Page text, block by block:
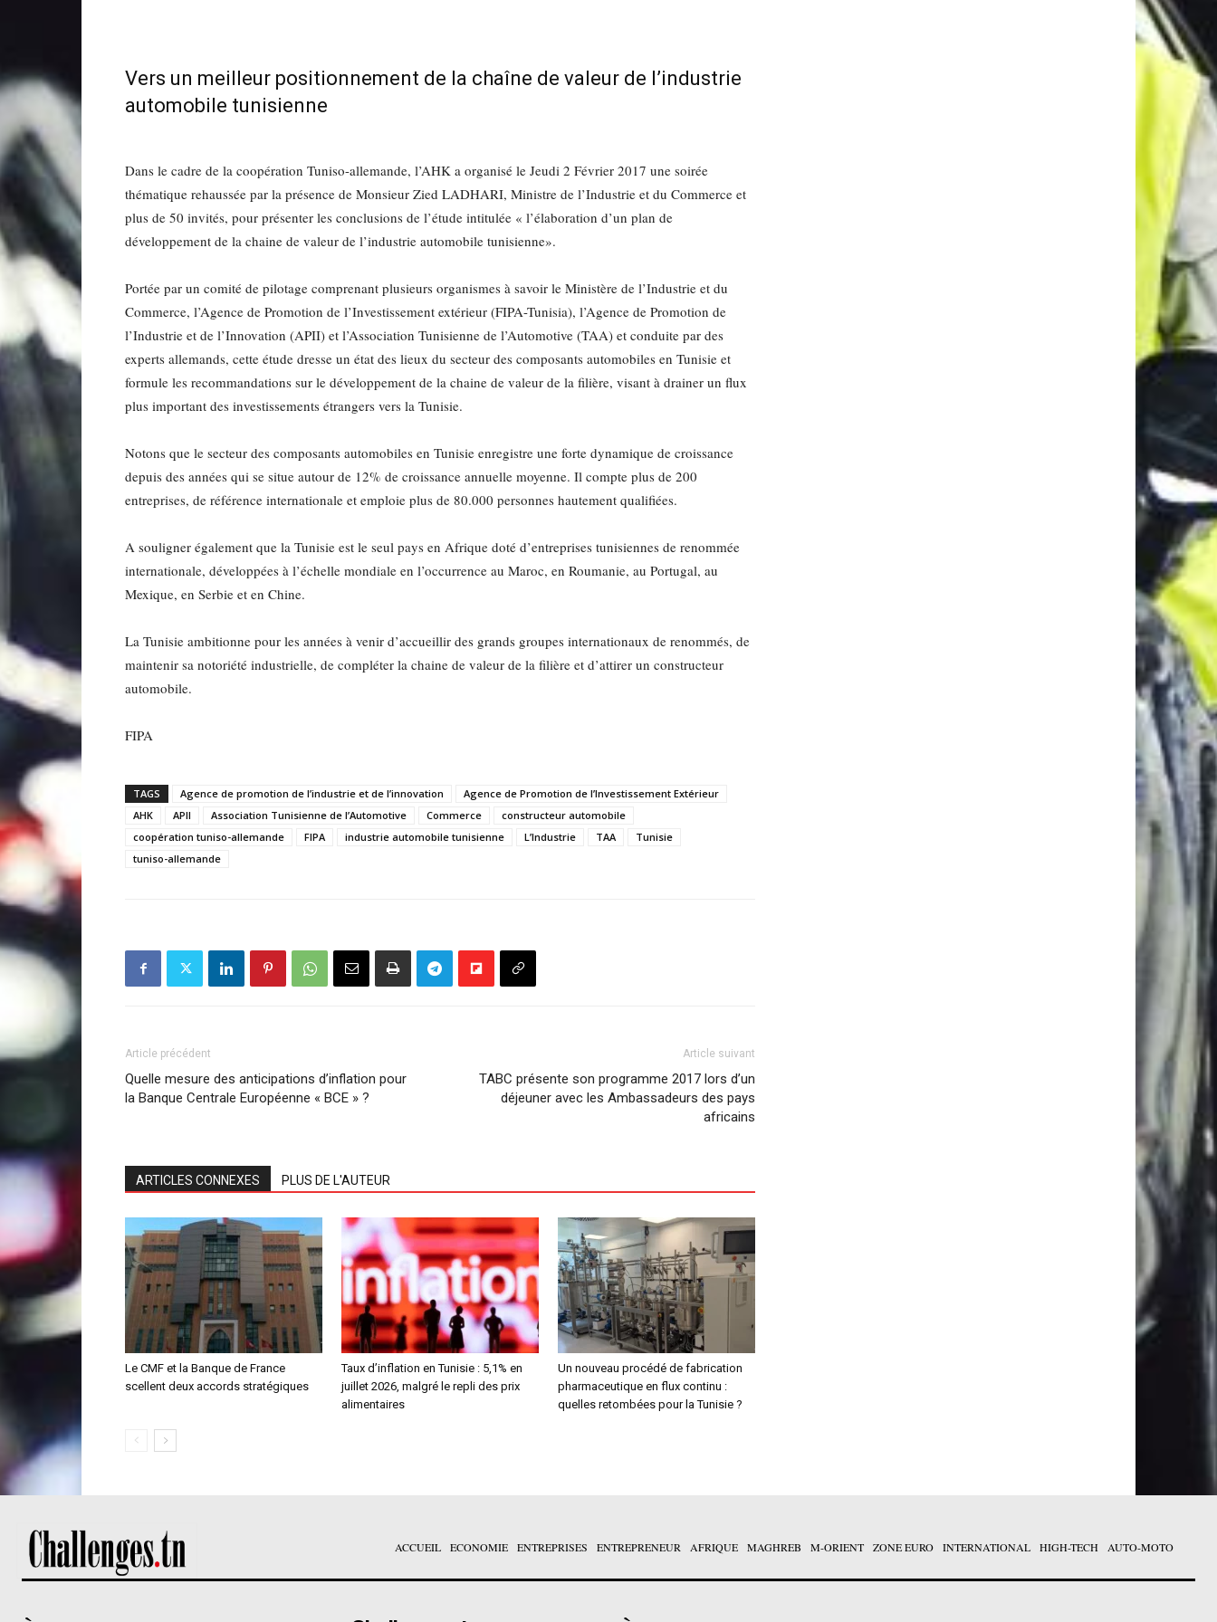
Vers un meilleur positionnement de la chaîne de valeur de l’industrie
automobile tunisienne
Dans le cadre de la coopération Tuniso-allemande, l’AHK a organisé le Jeudi 2 Février 2017 une soirée
thématique rehaussée par la présence de Monsieur Zied LADHARI, Ministre de l’Industrie et du Commerce et
plus de 50 invités, pour présenter les conclusions de l’étude intitulée « l’élaboration d’un plan de
développement de la chaine de valeur de l’industrie automobile tunisienne».
Portée par un comité de pilotage comprenant plusieurs organismes à savoir le Ministère de l’Industrie et du
Commerce, l’Agence de Promotion de l’Investissement extérieur (FIPA-Tunisia), l’Agence de Promotion de
l’Industrie et de l’Innovation (APII) et l’Association Tunisienne de l’Automotive (TAA) et conduite par des
experts allemands, cette étude dresse un état des lieux du secteur des composants automobiles en Tunisie et
formule les recommandations sur le développement de la chaine de valeur de la filière, visant à drainer un flux
plus important des investissements étrangers vers la Tunisie.
Notons que le secteur des composants automobiles en Tunisie enregistre une forte dynamique de croissance
depuis des années qui se situe autour de 12% de croissance annuelle moyenne. Il compte plus de 200
entreprises, de référence internationale et emploie plus de 80.000 personnes hautement qualifiées.
A souligner également que la Tunisie est le seul pays en Afrique doté d’entreprises tunisiennes de renommée
internationale, développées à l’échelle mondiale en l’occurrence au Maroc, en Roumanie, au Portugal, au
Mexique, en Serbie et en Chine.
La Tunisie ambitionne pour les années à venir d’accueillir des grands groupes internationaux de renommés, de
maintenir sa notoriété industrielle, de compléter la chaine de valeur de la filière et d’attirer un constructeur
automobile.
FIPA
TAGS Agence de promotion de l’industrie et de l’innovation
Agence de Promotion de l’Investissement Extérieur
AHK
APII Association Tunisienne de l’Automotive Commerce
constructeur automobile
coopération tuniso-allemande
FIPA industrie automobile tunisienne L’Industrie TAA
Tunisie
tuniso-allemande
Article précédent
Quelle mesure des anticipations d’inflation pour
la Banque Centrale Européenne « BCE » ?
Article suivant
TABC présente son programme 2017 lors d’un
déjeuner avec les Ambassadeurs des pays
africains
ARTICLES CONNEXES PLUS DE L'AUTEUR
Le CMF et la Banque de France
scellent deux accords stratégiques
Taux d’inflation en Tunisie : 5,1% en
juillet 2026, malgré le repli des prix
alimentaires
Un nouveau procédé de fabrication
pharmaceutique en flux continu :
quelles retombées pour la Tunisie ?
ACCUEIL ECONOMIE ENTREPRISES ENTREPRENEUR AFRIQUE MAGHREB M-ORIENT ZONE EURO INTERNATIONAL HIGH-TECH AUTO-MOTO